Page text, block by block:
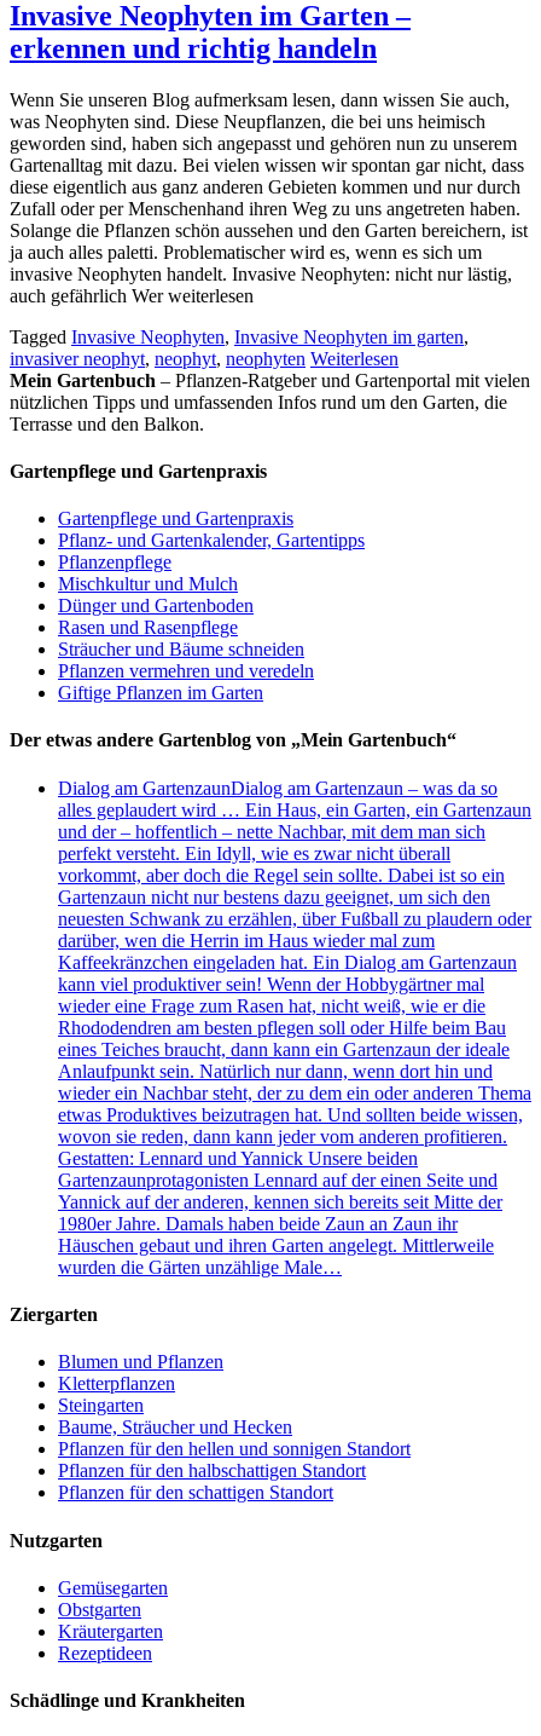
Invasive Neophyten im Garten –
erkennen und richtig handeln
Wenn Sie unseren Blog aufmerksam lesen, dann wissen Sie auch,
was Neophyten sind. Diese Neupflanzen, die bei uns heimisch
geworden sind, haben sich angepasst und gehören nun zu unserem
Gartenalltag mit dazu. Bei vielen wissen wir spontan gar nicht, dass
diese eigentlich aus ganz anderen Gebieten kommen und nur durch
Zufall oder per Menschenhand ihren Weg zu uns angetreten haben.
Solange die Pflanzen schön aussehen und den Garten bereichern, ist
ja auch alles paletti. Problematischer wird es, wenn es sich um
invasive Neophyten handelt. Invasive Neophyten: nicht nur lästig,
auch gefährlich Wer weiterlesen
Tagged Invasive Neophyten, Invasive Neophyten im garten,
invasiver neophyt, neophyt, neophyten Weiterlesen
Mein Gartenbuch – Pflanzen-Ratgeber und Gartenportal mit vielen
nützlichen Tipps und umfassenden Infos rund um den Garten, die
Terrasse und den Balkon.
Gartenpflege und Gartenpraxis
Gartenpflege und Gartenpraxis
Pflanz- und Gartenkalender, Gartentipps
Pflanzenpflege
Mischkultur und Mulch
Dünger und Gartenboden
Rasen und Rasenpflege
Sträucher und Bäume schneiden
Pflanzen vermehren und veredeln
Giftige Pflanzen im Garten
Der etwas andere Gartenblog von „Mein Gartenbuch“
Dialog am GartenzaunDialog am Gartenzaun – was da so
alles geplaudert wird … Ein Haus, ein Garten, ein Gartenzaun
und der – hoffentlich – nette Nachbar, mit dem man sich
perfekt versteht. Ein Idyll, wie es zwar nicht überall
vorkommt, aber doch die Regel sein sollte. Dabei ist so ein
Gartenzaun nicht nur bestens dazu geeignet, um sich den
neuesten Schwank zu erzählen, über Fußball zu plaudern oder
darüber, wen die Herrin im Haus wieder mal zum
Kaffeekränzchen eingeladen hat. Ein Dialog am Gartenzaun
kann viel produktiver sein! Wenn der Hobbygärtner mal
wieder eine Frage zum Rasen hat, nicht weiß, wie er die
Rhododendren am besten pflegen soll oder Hilfe beim Bau
eines Teiches braucht, dann kann ein Gartenzaun der ideale
Anlaufpunkt sein. Natürlich nur dann, wenn dort hin und
wieder ein Nachbar steht, der zu dem ein oder anderen Thema
etwas Produktives beizutragen hat. Und sollten beide wissen,
wovon sie reden, dann kann jeder vom anderen profitieren.
Gestatten: Lennard und Yannick Unsere beiden
Gartenzaunprotagonisten Lennard auf der einen Seite und
Yannick auf der anderen, kennen sich bereits seit Mitte der
1980er Jahre. Damals haben beide Zaun an Zaun ihr
Häuschen gebaut und ihren Garten angelegt. Mittlerweile
wurden die Gärten unzählige Male…
Ziergarten
Blumen und Pflanzen
Kletterpflanzen
Steingarten
Baume, Sträucher und Hecken
Pflanzen für den hellen und sonnigen Standort
Pflanzen für den halbschattigen Standort
Pflanzen für den schattigen Standort
Nutzgarten
Gemüsegarten
Obstgarten
Kräutergarten
Rezeptideen
Schädlinge und Krankheiten